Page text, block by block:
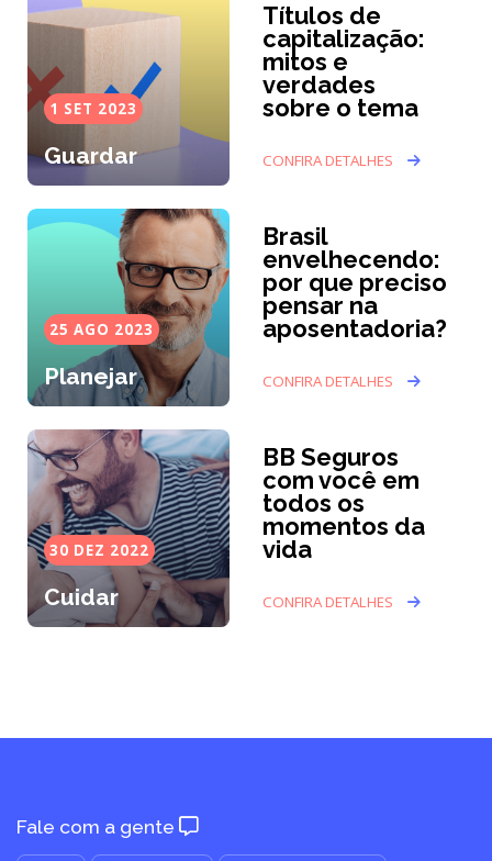
1 SET 2023
Guardar
Títulos de
capitalização:
mitos e
verdades
sobre o tema
CONFIRA DETALHES
25 AGO 2023
Planejar
Brasil
envelhecendo:
por que preciso
pensar na
aposentadoria?
CONFIRA DETALHES
30 DEZ 2022
Cuidar
BB Seguros
com você em
todos os
momentos da
vida
CONFIRA DETALHES
Fale com a gente